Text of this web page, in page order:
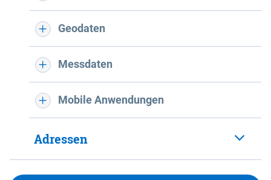
Geodaten
Messdaten
Mobile Anwendungen
Adressen